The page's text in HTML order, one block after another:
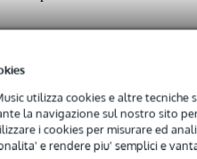
utilizza cookies e altre
la navigazione sul nostro sito
i cookies per misurare ed
e rendere piu' semplici e
(specific brand/type)